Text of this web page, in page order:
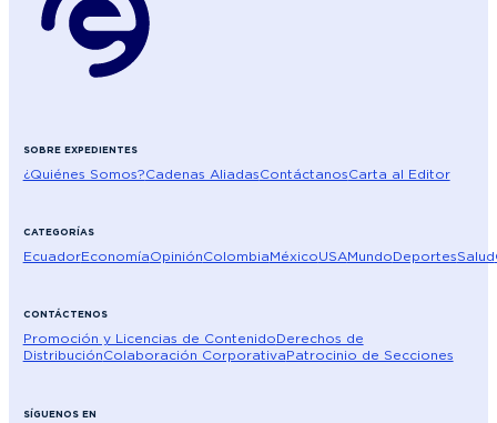
SOBRE EXPEDIENTES
¿Quiénes Somos?Cadenas AliadasContáctanosCarta al Editor
CATEGORÍAS
EcuadorEconomíaOpiniónColombiaMéxicoUSAMundoDeportesSalud
CONTÁCTENOS
Promoción y Licencias de ContenidoDerechos de
DistribuciónColaboración CorporativaPatrocinio de Secciones
SÍGUENOS EN